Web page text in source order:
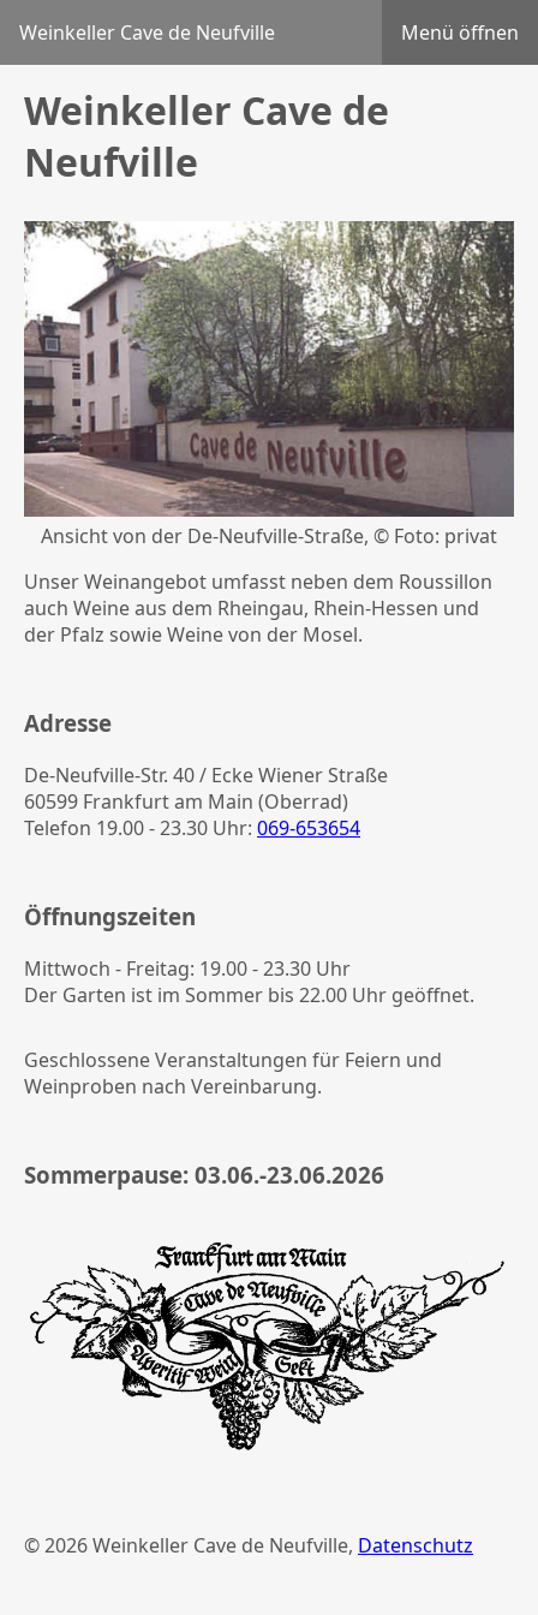
Weinkeller Cave de Neufville
Wir über uns
Veranstaltungen
Geschichte
Kontakt
Impressum
Menü öffnen
Weinkeller Cave de
Neufville
Ansicht von der De-Neufville-Straße, © Foto: privat
Unser Weinangebot umfasst neben dem Roussillon
auch Weine aus dem Rheingau, Rhein-Hessen und
der Pfalz sowie Weine von der Mosel.
Adresse
De-Neufville-Str. 40 / Ecke Wiener Straße
60599 Frankfurt am Main (Oberrad)
Telefon 19.00 - 23.30 Uhr: 069-653654
Öffnungszeiten
Mittwoch - Freitag: 19.00 - 23.30 Uhr
Der Garten ist im Sommer bis 22.00 Uhr geöffnet.
Geschlossene Veranstaltungen für Feiern und
Weinproben nach Vereinbarung.
Sommerpause: 03.06.-23.06.2026
©2026 Weinkeller Cave de Neufville, Datenschutz